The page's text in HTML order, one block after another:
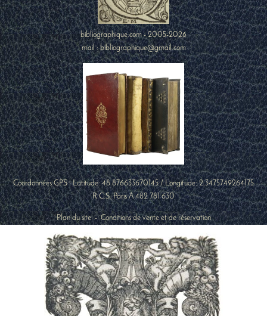
bibliographique.com - 2005-2026
mail : bibliographique@gmail.com
Coordonnées GPS : Latitude:48.876633670145/ Longitude:2.3475749264175
R.C.S. Paris A 482 781 630
Plan du site-Conditions de vente et de réservation